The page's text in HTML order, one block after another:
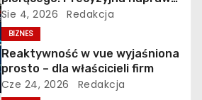
pralek w Poznaniu na Piątkowie
Sie 4, 2026 Redakcja
BIZNES
Reaktywność w vue wyjaśniona
prosto – dla właścicieli firm
Cze 24, 2026 Redakcja